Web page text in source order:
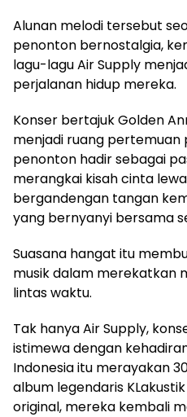
Alunan melodi tersebut
penonton bernostalgia,
lagu-lagu Air Supply
perjalanan hidup mereka.
Konser bertajuk Golden
menjadi ruang pertemuan
penonton hadir sebagai
merangkai kisah cinta
bergandengan tangan
yang bernyanyi bersama
Suasana hangat itu
musik dalam merekatkan
lintas waktu.
Tak hanya Air Supply,
istimewa dengan
Indonesia itu merayakan
album legendaris
original, mereka kembali